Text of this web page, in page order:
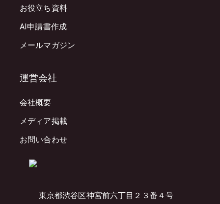
東京都渋谷区神宮前六丁目２３番４号
お役立ち資料
AI申請書作成
メールマガジン
運営会社
会社概要
メディア掲載
お問い合わせ